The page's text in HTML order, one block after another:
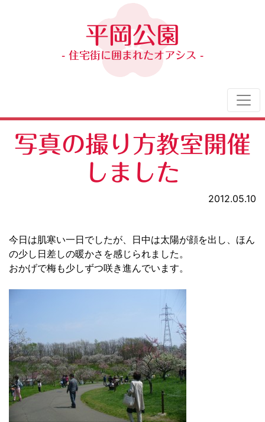
平岡公園
- 住宅街に囲まれたオアシス -
写真の撮り方教室開催
しました
2012.05.10
今日は肌寒い一日でしたが、日中は太陽が顔を出し、ほん
の少し日差しの暖かさを感じられました。
おかげで梅も少しずつ咲き進んでいます。